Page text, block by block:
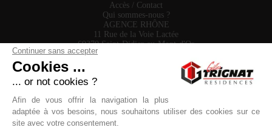
Accès / Contact
Qui sommes-nous ?
AGENCE RHÔNE
11 Rue de la Voie Lactée
69370 Saint-Didier-au-Mont-d'Or
Continuer sans accepter
Cookies ...
... or not cookies ?
Afin de vous offrir la navigation la plus
adaptée à vos besoins, nous souhaitons utiliser des cookies sur ce
site avec votre consentement.